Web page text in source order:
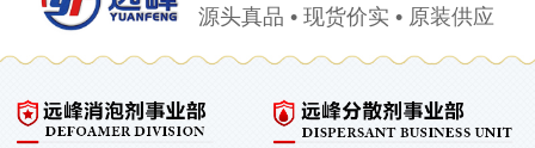
源头真品 • 现货价实 • 原装供应